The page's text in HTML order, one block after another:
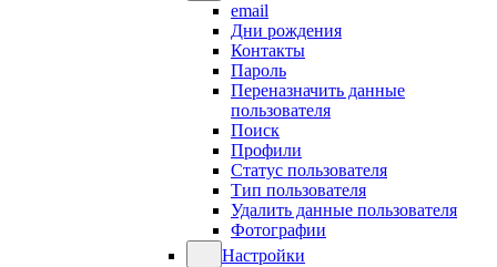
email
Дни рождения
Контакты
Пароль
Переназначить данные
пользователя
Поиск
Профили
Статус пользователя
Тип пользователя
Удалить данные пользователя
Фотографии
Настройки